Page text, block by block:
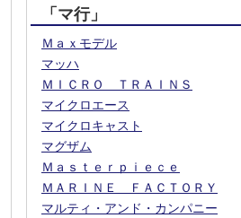
「マ行」
Ｍａｘモデル
マッハ
ＭＩＣＲＯ ＴＲＡＩＮＳ
マイクロエース
マイクロキャスト
マグザム
Ｍａｓｔｅｒｐｉｅｃｅ
ＭＡＲＩＮＥ ＦＡＣＴＯＲＹ
マルティ・アンド・カンパニー